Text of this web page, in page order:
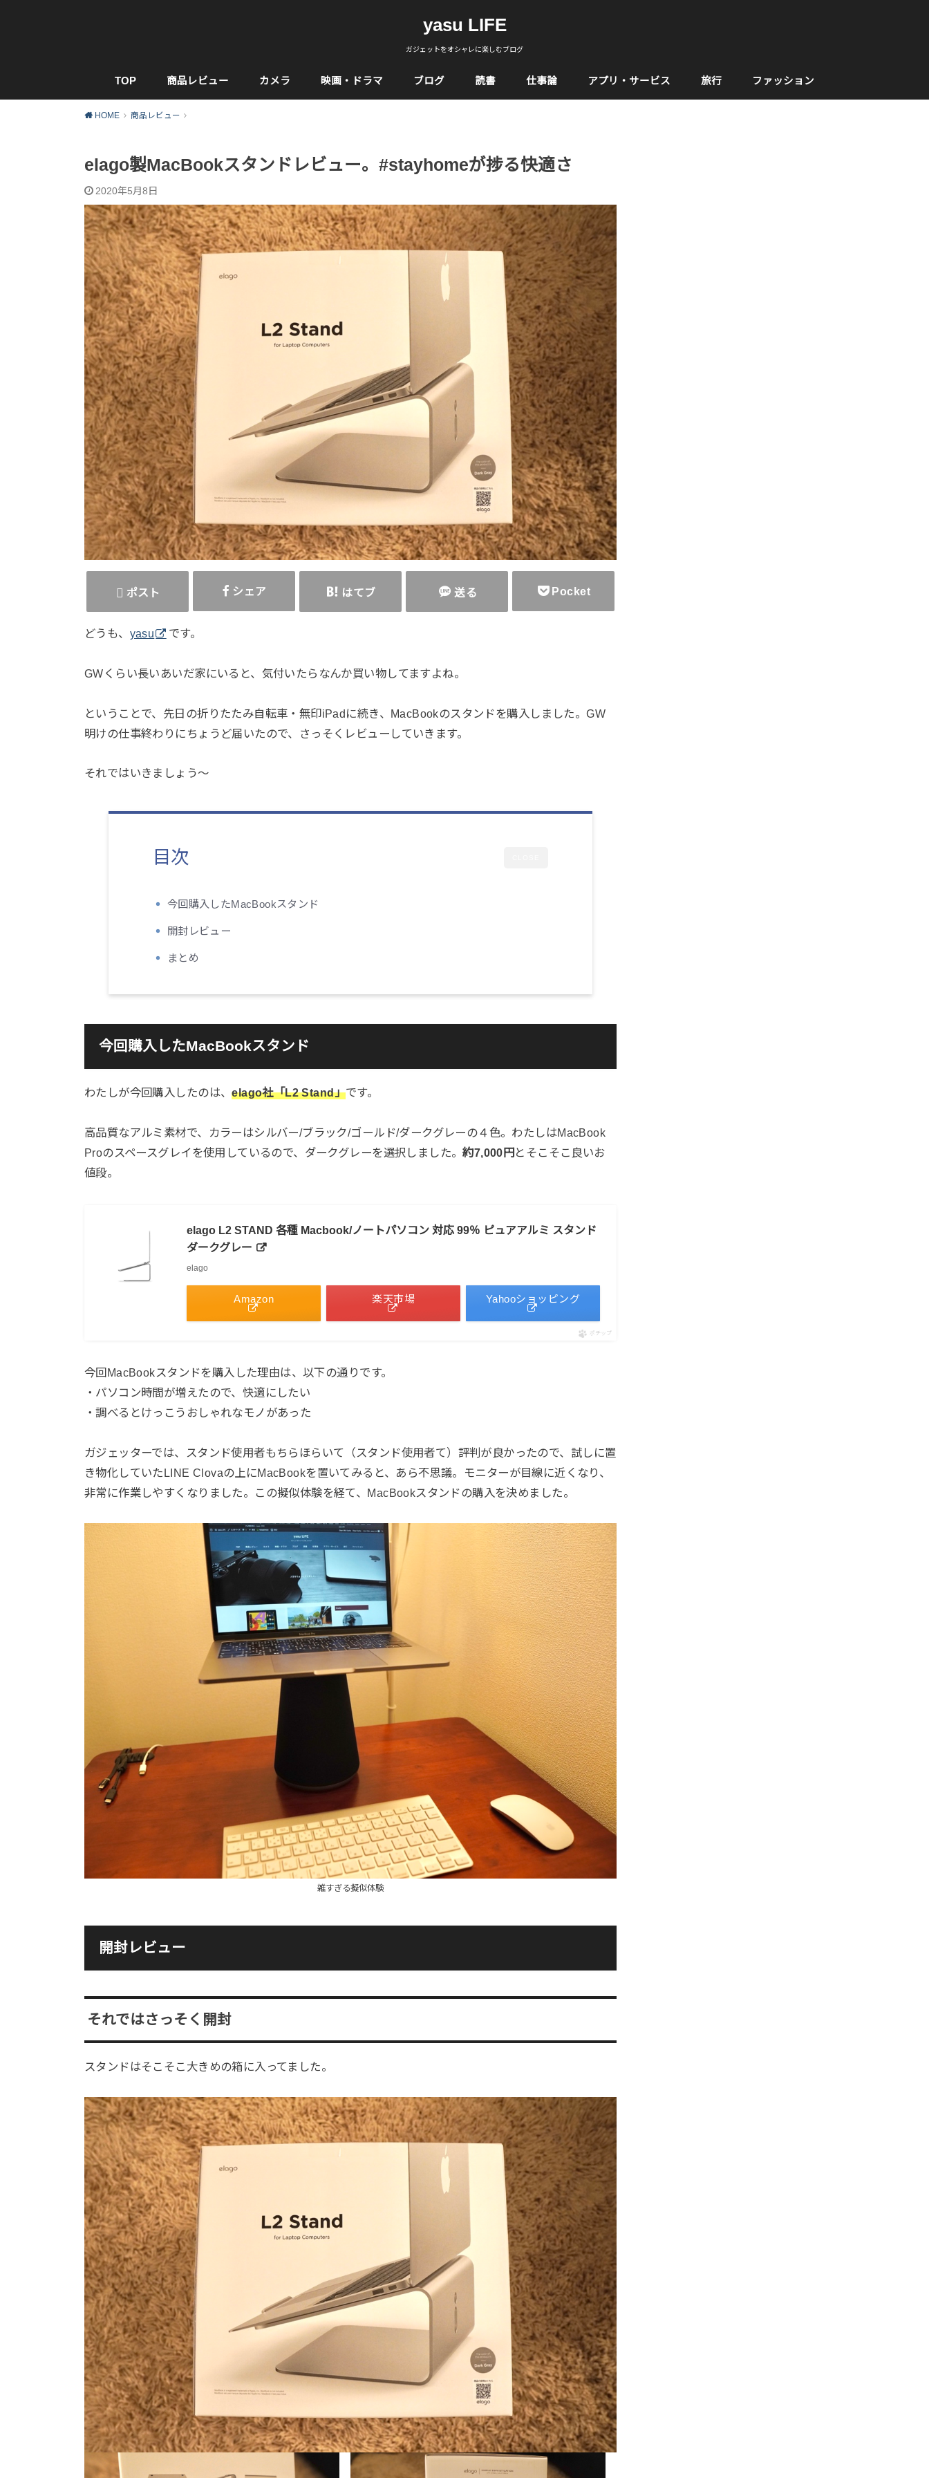
yasu LIFE
ガジェットをオシャレに楽しむブログ
TOP 商品レビュー カメラ 映画・ドラマ ブログ 読書 仕事論 アプリ・サービス 旅行 ファッション
HOME 商品レビュー
elago製MacBookスタンドレビュー。#stayhomeが捗る快適さ
2020年5月8日
ポスト シェア はてブ 送る Pocket
どうも、 yasu です。
GWくらい長いあいだ家にいると、気付いたらなんか買い物してますよね。
ということで、先日の折りたたみ自転車・無印iPadに続き、MacBookのスタンドを購入しました。GW
明けの仕事終わりにちょうど届いたので、さっそくレビューしていきます。
それではいきましょう〜
目次
今回購入したMacBookスタンド
開封レビュー
まとめ
今回購入したMacBookスタンド
わたしが今回購入したのは、elago社「L2 Stand」です。
高品質なアルミ素材で、カラーはシルバー/ブラック/ゴールド/ダークグレーの４色。わたしはMacBook
Proのスペースグレイを使用しているので、ダークグレーを選択しました。約7,000円 とそこそこ良いお
値段。
elago L2 STAND 各種 Macbook/ノートパソコン 対応 99％ ピュアアルミ スタンド
ダークグレー
elago
Amazon 楽天市場 Yahooショッピング
ポチップ
今回MacBookスタンドを購入した理由は、以下の通りです。
・パソコン時間が増えたので、快適にしたい
・調べるとけっこうおしゃれなモノがあった
ガジェッターでは、スタンド使用者もちらほらいて（スタンド使用者て）評判が良かったので、試しに置
き物化していたLINE Clovaの上にMacBookを置いてみると、あら不思議。モニターが目線に近くなり、
非常に作業しやすくなりました。この擬似体験を経て、MacBookスタンドの購入を決めました。
雑すぎる擬似体験
開封レビュー
それではさっそく開封
スタンドはそこそこ大きめの箱に入ってました。